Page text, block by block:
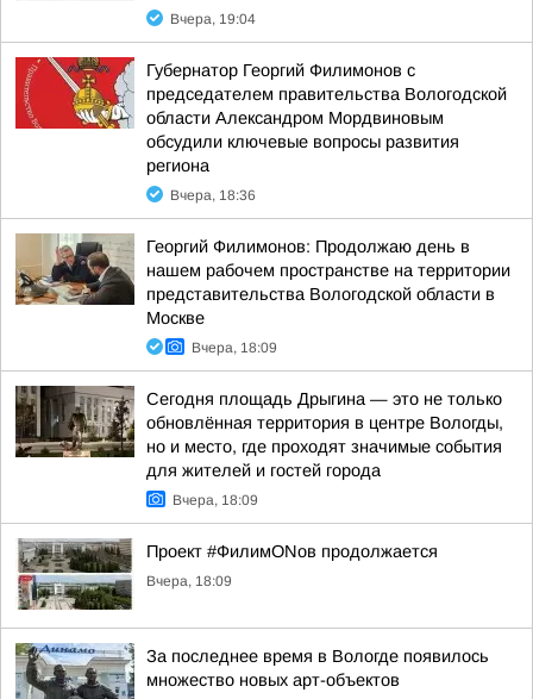
Вчера, 19:04
Губернатор Георгий Филимонов с
председателем правительства Вологодской
области Александром Мордвиновым
обсудили ключевые вопросы развития
региона
Вчера, 18:36
Георгий Филимонов: Продолжаю день в
нашем рабочем пространстве на территории
представительства Вологодской области в
Москве
Вчера, 18:09
Сегодня площадь Дрыгина — это не только
обновлённая территория в центре Вологды,
но и место, где проходят значимые события
для жителей и гостей города
Вчера, 18:09
Проект #ФилимONов продолжается
Вчера, 18:09
За последнее время в Вологде появилось
множество новых арт-объектов